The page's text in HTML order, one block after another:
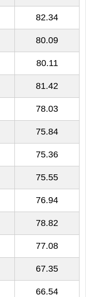
82.34
80.09
80.11
81.42
78.03
75.84
75.36
75.55
76.94
78.82
77.08
67.35
66.54